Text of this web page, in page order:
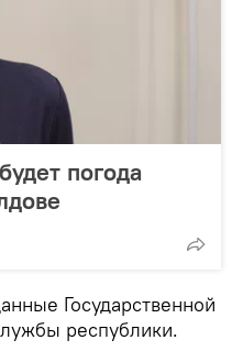
погода
Государственной
республики.